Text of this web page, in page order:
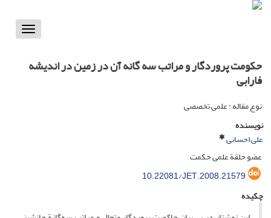
Toggle
حکومت پروردگار و مراتب سه گانه آن در زمین در اندیشه
فارابی
نوع مقاله : علمی تخصصی
نویسنده
علی احسانی
عضو حلقة علمی حکمت
10.22081/JET.2008.21579
چکیده